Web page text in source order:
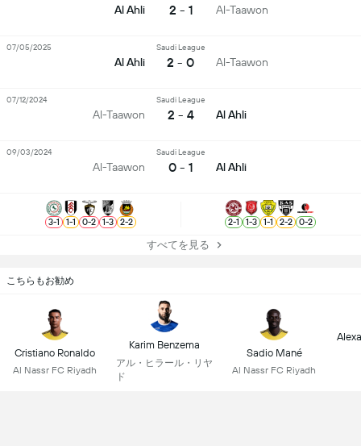
Al Ahli 2 - 1 Al-Taawon
Al Ahli
Saudi League
2 - 0 Al-Taawon
07/05/2025
Al-Taawon
Saudi League
2 - 4 Al Ahli
07/12/2024
Al-Taawon
Saudi League
0 - 1 Al Ahli
09/03/2024
3-1 1-1 0-2 1-3 2-2 2-1 1-3 1-1 2-2 0-2
すべてを見る
こちらもお勧め
Cristiano Ronaldo
Al Nassr FC Riyadh
Karim Benzema
アル・ヒラール・リヤ
ド
Sadio Mané
Al Nassr FC Riyadh